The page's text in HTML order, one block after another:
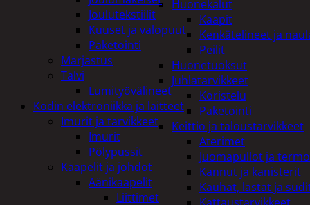
Huonekalut
Kaapit
Kenkätelineet ja
Peilit
Huonetuoksut
Juhlatarvikkeet
Koristelu
Paketointi
Keittiö ja taloustarvikkeet
Aterimet
Juomapullot ja
Kannut ja kanisterit
Kauhat, lastat ja
Joulutekstiilit
Kuuset ja valopuut
Paketointi
Marjastus
Talvi
Lumityövälineet
Kodin elektroniikka ja laitteet
Imurit ja tarvikkeet
Imurit
Pölypussit
Kaapelit ja johdot
Äänikaapelit
Liittimet